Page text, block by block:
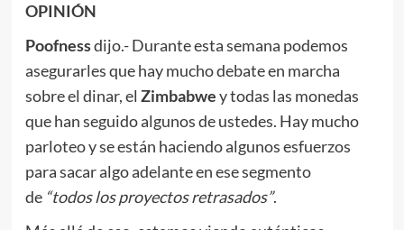
OPINIÓN
Poofnessdijo.- Durante esta semana podemos
asegurarles que hay mucho debate en marcha
sobre el dinar, el Zimbabwey todas las monedas
que han seguido algunos de ustedes. Hay mucho
parloteo y se están haciendo algunos esfuerzos
para sacar algo adelante en ese segmento
de “todos los proyectos retrasados”.